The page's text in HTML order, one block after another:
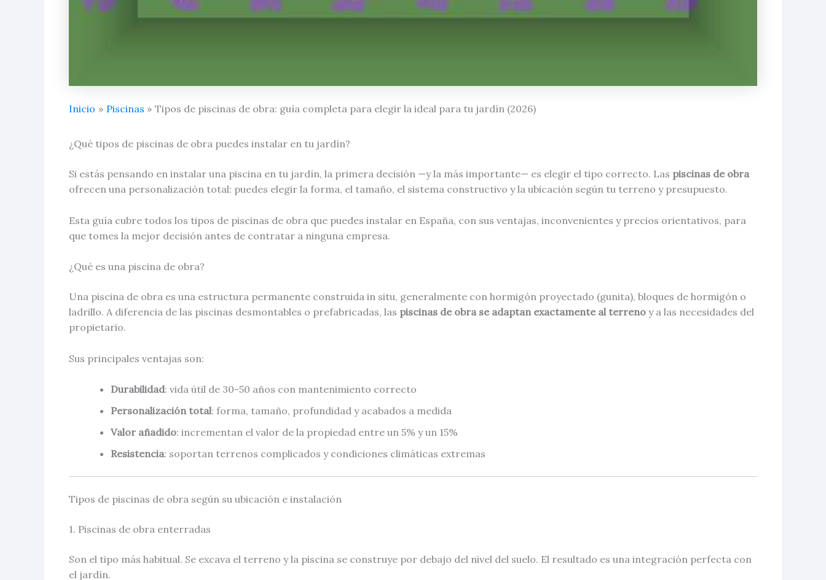
Inicio Piscinas Tipos de piscinas de obra: guía completa para elegir la ideal para tu jardín (2026)
¿Qué tipos de piscinas de obra puedes instalar en tu jardín?
Si estás pensando en instalar una piscina en tu jardín, la primera decisión —y la más importante— es elegir el tipo correcto. Las piscinas de obra
ofrecen una personalización total: puedes elegir la forma, el tamaño, el sistema constructivo y la ubicación según tu terreno y presupuesto.
Esta guía cubre todos los tipos de piscinas de obra que puedes instalar en España, con sus ventajas, inconvenientes y precios orientativos, para
que tomes la mejor decisión antes de contratar a ninguna empresa.
¿Qué es una piscina de obra?
Una piscina de obra es una estructura permanente construida in situ, generalmente con hormigón proyectado (gunita), bloques de hormigón o
ladrillo. A diferencia de las piscinas desmontables o prefabricadas, las piscinas de obra se adaptan exactamente al terreno y a las necesidades del
propietario.
Sus principales ventajas son:
Durabilidad: vida útil de 30-50 años con mantenimiento correcto
Personalización total: forma, tamaño, profundidad y acabados a medida
Valor añadido: incrementan el valor de la propiedad entre un 5% y un 15%
Resistencia: soportan terrenos complicados y condiciones climáticas extremas
Tipos de piscinas de obra según su ubicación e instalación
1. Piscinas de obra enterradas
Son el tipo más habitual. Se excava el terreno y la piscina se construye por debajo del nivel del suelo. El resultado es una integración perfecta con
el jardín.